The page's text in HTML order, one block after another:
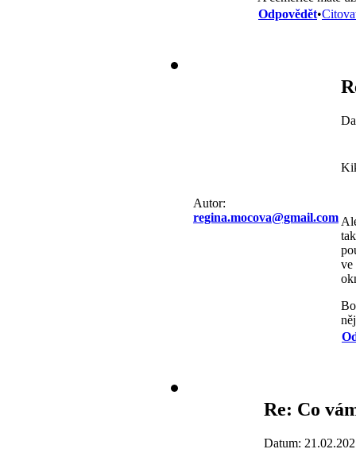
Odpovědět•
Autor:
regina.mocova@gmail.com
ve
Re: Co
Datum: